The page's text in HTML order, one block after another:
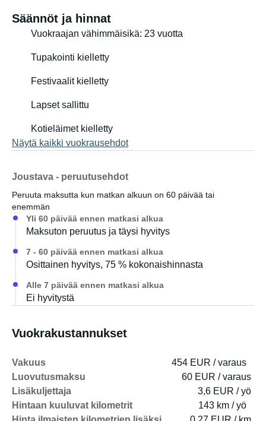
Säännöt ja hinnat
Vuokraajan vähimmäisikä: 23 vuotta
Tupakointi kielletty
Festivaalit kielletty
Lapset sallittu
Kotieläimet kielletty
Näytä kaikki vuokrausehdot
Joustava - peruutusehdot
Peruuta maksutta kun matkan alkuun on 60 päivää tai
enemmän
Yli 60 päivää ennen matkasi alkua
Maksuton peruutus ja täysi hyvitys
7 - 60 päivää ennen matkasi alkua
Osittainen hyvitys, 75 % kokonaishinnasta
Alle 7 päivää ennen matkasi alkua
Ei hyvitystä
Vuokrakustannukset
Vakuus
454 EUR / varaus
Luovutusmaksu
60 EUR / varaus
Lisäkuljettaja
3,6 EUR / yö
Hintaan kuuluvat kilometrit
143 km / yö